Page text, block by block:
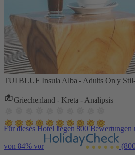
TUI BLUE Insula Alba - Adults Only
Griechenland - Kreta - Analipsis
Für dieses Hotel liegen 800 Bewertungen
von 84% vor